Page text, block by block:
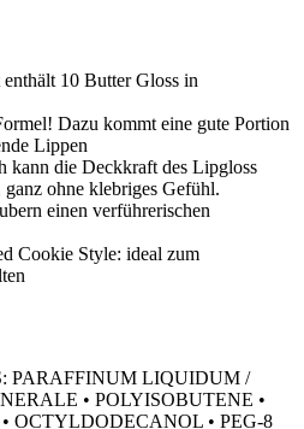
10 Butter Gloss in
Dazu kommt eine gute Portion
Lippen
kann die Deckkraft des Lipgloss
ohne klebriges Gefühl.
einen verführerischen
Cookie Style: ideal zum
PARAFFINUM LIQUIDUM /
• POLYISOBUTENE •
OCTYLDODECANOL • PEG-8